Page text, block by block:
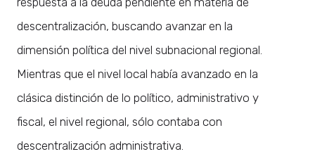
descentralización, buscando avanzar en la
dimensión política del nivel subnacional regional.
Mientras que el nivel local había avanzado en la
clásica distinción de lo político, administrativo y
fiscal, el nivel regional, sólo contaba con
descentralización administrativa.